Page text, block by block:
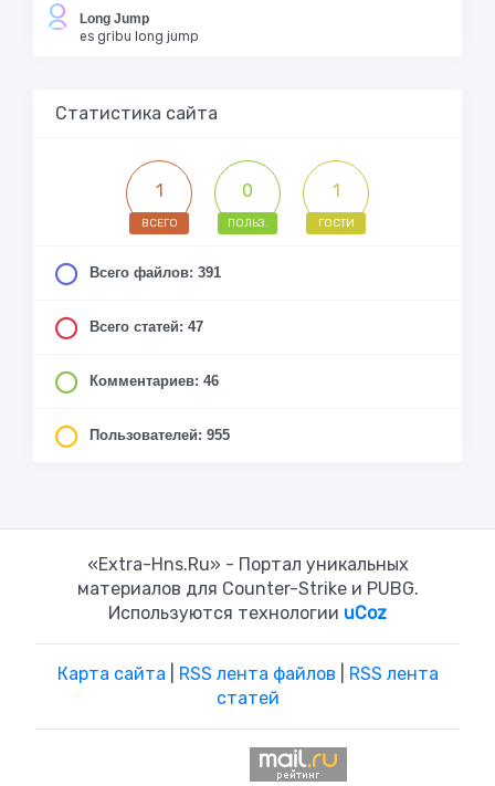
Long Jump
es gribu long jump
Статистика сайта
1
ВСЕГО
0
ПОЛЬЗ.
1
ГОСТИ
Всего файлов: 391
Всего статей: 47
Комментариев: 46
Пользователей: 955
«Extra-Hns.Ru» - Портал уникальных
материалов для Counter-Strike и PUBG.
Используются технологии uCoz
Карта сайта RSS лента файлов
RSS лента
статей